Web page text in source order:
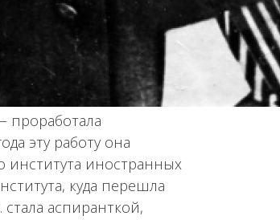
проработала
эту работу она
института иностранных
куда перешла
аспиранткой,